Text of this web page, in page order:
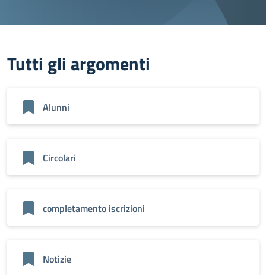
Tutti gli argomenti
Alunni
Circolari
completamento iscrizioni
Notizie